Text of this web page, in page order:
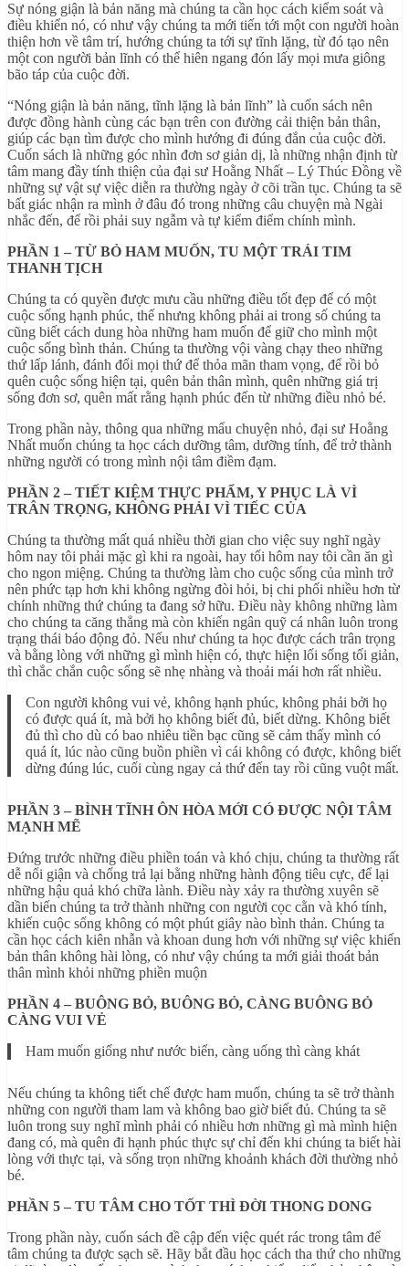
Sự nóng giận là bản năng mà chúng ta cần học cách kiểm soát và
điều khiển nó, có như vậy chúng ta mới tiến tới một con người hoàn
thiện hơn về tâm trí, hướng chúng ta tới sự tĩnh lặng, từ đó tạo nên
một con người bản lĩnh có thể hiên ngang đón lấy mọi mưa giông
bão táp của cuộc đời.
“Nóng giận là bản năng, tĩnh lặng là bản lĩnh” là cuốn sách nên
được đồng hành cùng các bạn trên con đường cải thiện bản thân,
giúp các bạn tìm được cho mình hướng đi đúng đắn của cuộc đời.
Cuốn sách là những góc nhìn đơn sơ giản dị, là những nhận định từ
tâm mang đầy tính thiện của đại sư Hoằng Nhất – Lý Thúc Đồng về
những sự vật sự việc diễn ra thường ngày ở cõi trần tục. Chúng ta sẽ
bất giác nhận ra mình ở đâu đó trong những câu chuyện mà Ngài
nhắc đến, để rồi phải suy ngẫm và tự kiểm điểm chính mình.
PHẦN 1 – TỪ BỎ HAM MUỐN, TU MỘT TRÁI TIM
THANH TỊCH
Chúng ta có quyền được mưu cầu những điều tốt đẹp để có một
cuộc sống hạnh phúc, thế nhưng không phải ai trong số chúng ta
cũng biết cách dung hòa những ham muốn để giữ cho mình một
cuộc sống bình thản. Chúng ta thường vội vàng chạy theo những
thứ lấp lánh, đánh đổi mọi thứ để thỏa mãn tham vọng, để rồi bỏ
quên cuộc sống hiện tại, quên bản thân mình, quên những giá trị
sống đơn sơ, quên mất rằng hạnh phúc đến từ những điều nhỏ bé.
Trong phần này, thông qua những mẩu chuyện nhỏ, đại sư Hoằng
Nhất muốn chúng ta học cách dưỡng tâm, dưỡng tính, để trở thành
những người có trong mình nội tâm điềm đạm.
PHẦN 2 – TIẾT KIỆM THỰC PHẨM, Y PHỤC LÀ VÌ
TRÂN TRỌNG, KHÔNG PHẢI VÌ TIẾC CỦA
Chúng ta thường mất quá nhiều thời gian cho việc suy nghĩ ngày
hôm nay tôi phải mặc gì khi ra ngoài, hay tối hôm nay tôi cần ăn gì
cho ngon miệng. Chúng ta thường làm cho cuộc sống của mình trở
nên phức tạp hơn khi không ngừng đòi hỏi, bị chi phối nhiều hơn từ
chính những thứ chúng ta đang sở hữu. Điều này không những làm
cho chúng ta căng thẳng mà còn khiến ngân quỹ cá nhân luôn trong
trạng thái báo động đỏ. Nếu như chúng ta học được cách trân trọng
và bằng lòng với những gì mình hiện có, thực hiện lối sống tối giản,
thì chắc chắn cuộc sống sẽ nhẹ nhàng và thoải mái hơn rất nhiều.
Con người không vui vẻ, không hạnh phúc, không phải bởi họ
có được quá ít, mà bởi họ không biết đủ, biết dừng. Không biết
đủ thì cho dù có bao nhiêu tiền bạc cũng sẽ cảm thấy mình có
quá ít, lúc nào cũng buồn phiền vì cái không có được, không biết
dừng đúng lúc, cuối cùng ngay cả thứ đến tay rồi cũng vuột mất.
PHẦN 3 – BÌNH TĨNH ÔN HÒA MỚI CÓ ĐƯỢC NỘI TÂM
MẠNH MẼ
Đứng trước những điều phiền toán và khó chịu, chúng ta thường rất
dễ nổi giận và chống trả lại bằng những hành động tiêu cực, để lại
những hậu quả khó chữa lành. Điều này xảy ra thường xuyên sẽ
dần biến chúng ta trở thành những con người cọc cằn và khó tính,
khiến cuộc sống không có một phút giây nào bình thản. Chúng ta
cần học cách kiên nhẫn và khoan dung hơn với những sự việc khiến
bản thân không hài lòng, có như vậy chúng ta mới giải thoát bản
thân mình khỏi những phiền muộn
PHẦN 4 – BUÔNG BỎ, BUÔNG BỎ, CÀNG BUÔNG BỎ
CÀNG VUI VẺ
Ham muốn giống như nước biển, càng uống thì càng khát
Nếu chúng ta không tiết chế được ham muốn, chúng ta sẽ trở thành
những con người tham lam và không bao giờ biết đủ. Chúng ta sẽ
luôn trong suy nghĩ mình phải có nhiều hơn những gì mà mình hiện
đang có, mà quên đi hạnh phúc thực sự chỉ đến khi chúng ta biết hài
lòng với thực tại, và sống trọn những khoảnh khách đời thường nhỏ
bé.
PHẦN 5 – TU TÂM CHO TỐT THÌ ĐỜI THONG DONG
Trong phần này, cuốn sách đề cập đến việc quét rác trong tâm để
tâm chúng ta được sạch sẽ. Hãy bắt đầu học cách tha thứ cho những